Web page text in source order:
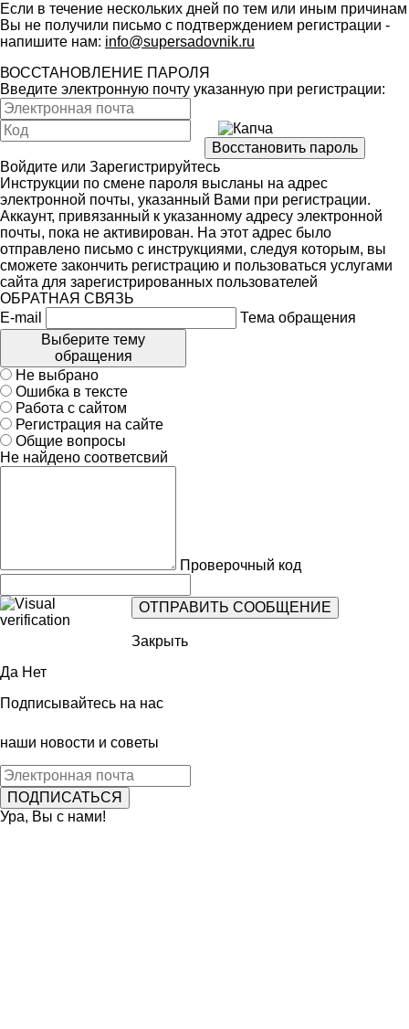
Если в течение нескольких дней по тем или иным причинам
Вы не получили письмо с подтверждением регистрации -
напишите нам: info@supersadovnik.ru
ВОССТАНОВЛЕНИЕ ПАРОЛЯ
Введите электронную почту указанную при регистрации:
Войдите или Зарегистрируйтесь
Инструкции по смене пароля высланы на адрес
электронной почты, указанный Вами при регистрации.
Аккаунт, привязанный к указанному адресу электронной
почты, пока не активирован. На этот адрес было
отправлено письмо с инструкциями, следуя которым, вы
сможете закончить регистрацию и пользоваться услугами
сайта для зарегистрированных пользователей
ОБРАТНАЯ СВЯЗЬ
E-mail
Тема обращения
Выберите тему
обращения
Не выбрано
Ошибка в тексте
Работа с сайтом
Регистрация на сайте
Общие вопросы
Не найдено соответсвий
Проверочный код
Закрыть
Да Нет
Подписывайтесь на нас
наши новости и советы
Ура, Вы с нами!